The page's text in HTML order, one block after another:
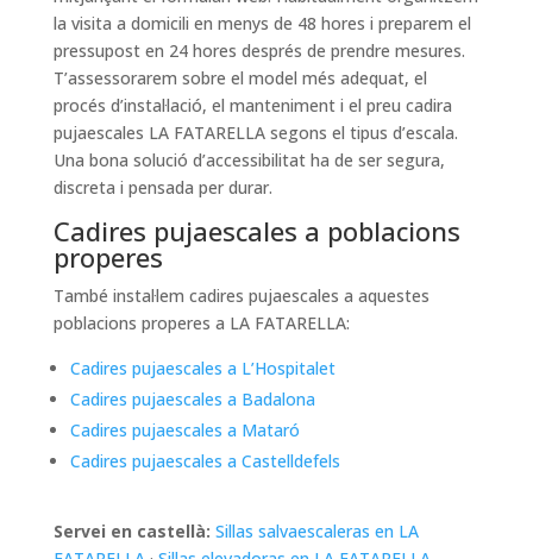
la visita a domicili en menys de 48 hores i preparem el
pressupost en 24 hores després de prendre mesures.
T’assessorarem sobre el model més adequat, el
procés d’instal·lació, el manteniment i el preu cadira
pujaescales LA FATARELLA segons el tipus d’escala.
Una bona solució d’accessibilitat ha de ser segura,
discreta i pensada per durar.
Cadires pujaescales a poblacions
properes
També instal·lem cadires pujaescales a aquestes
poblacions properes a LA FATARELLA:
Cadires pujaescales a L’Hospitalet
Cadires pujaescales a Badalona
Cadires pujaescales a Mataró
Cadires pujaescales a Castelldefels
Servei en castellà: Sillas salvaescaleras en LA